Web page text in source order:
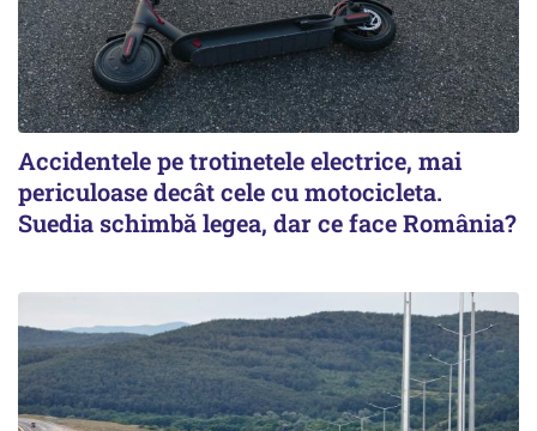
Accidentele pe trotinetele electrice, mai
periculoase decât cele cu motocicleta.
Suedia schimbă legea, dar ce face România?